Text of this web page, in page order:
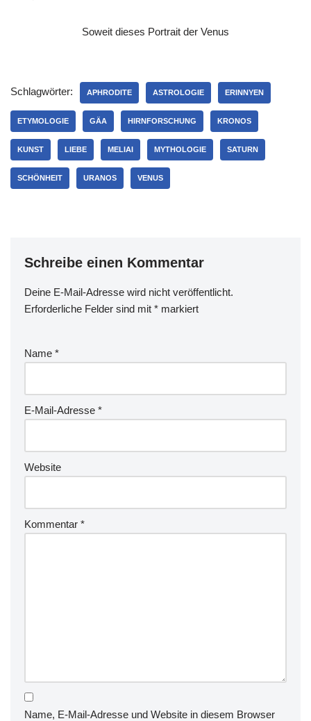
Soweit dieses Portrait der Venus
Schlagwörter: APHRODITE ASTROLOGIE ERINNYEN
ETYMOLOGIE GÄA HIRNFORSCHUNG KRONOS
KUNST LIEBE MELIAI MYTHOLOGIE SATURN
SCHÖNHEIT URANOS VENUS
Schreibe einen Kommentar
Deine E-Mail-Adresse wird nicht veröffentlicht.
Erforderliche Felder sind mit * markiert
Name *
E-Mail-Adresse *
Website
Kommentar *
Name, E-Mail-Adresse und Website in diesem Browser